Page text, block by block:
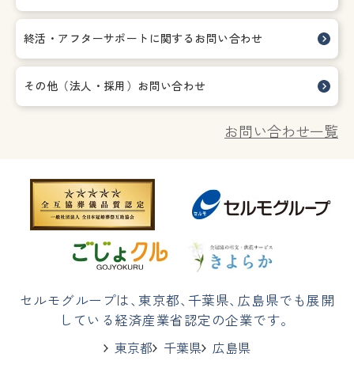
終活・アフターサポートに関する お問い合わせ
その他（法人・採用）お問い合わせ
お問い合わせ一覧
セルモグループは、東京都、 千葉県、 広島県でも展開
している経済産業省認定の企業です。
東京都
千葉県 広島県